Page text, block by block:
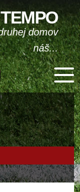
domov
náš...